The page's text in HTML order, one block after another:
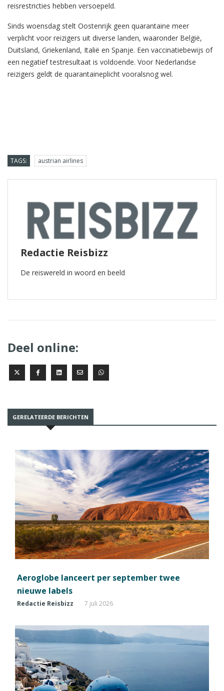
reisrestricties hebben versoepeld.
Sinds woensdag stelt Oostenrijk geen quarantaine meer
verplicht voor reizigers uit diverse landen, waaronder België,
Duitsland, Griekenland, Italië en Spanje. Een vaccinatiebewijs of
een negatief testresultaat is voldoende. Voor Nederlandse
reizigers geldt de quarantaineplicht vooralsnog wel.
TAGS: austrian airlines
Redactie Reisbizz
De reiswereld in woord en beeld
Deel online:
GERELATEERDE BERICHTEN
Aeroglobe lanceert per september twee
nieuwe labels
Redactie Reisbizz 7 juli 2026